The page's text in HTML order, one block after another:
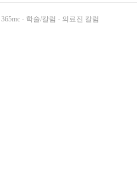
- 학술/칼럼 - 의료진 칼럼